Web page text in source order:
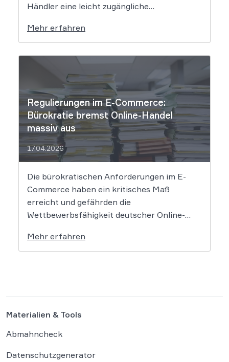
Händler eine leicht zugängliche
sogenannten Widerrufsbutton. Wir erklären,
was Shop-Betreiber jetzt umsetzen müssen,
um Abmahnungen zu vermeiden. Bisher
Widerrufsbelehrung über […]
Mehr erfahren
Regulierungen im E-Commerce:
Bürokratie bremst Online-Handel
massiv aus
17.04.2026
Die bürokratischen Anforderungen im E-
Commerce haben ein kritisches Maß
erreicht und gefährden die
Wettbewerbsfähigkeit deutscher Online-
Händlerbundes belegt, dass nahezu alle
befragten Unternehmen unter der
wahrgenommen. Der Online-Handel sieht
sich mit einer […]
Mehr erfahren
Materialien & Tools
Abmahncheck
Datenschutzgenerator